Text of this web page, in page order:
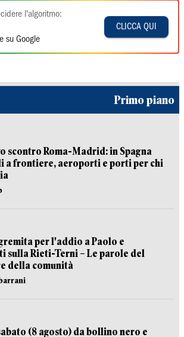
l'algoritmo:
su Google
CLICCA QUI
Primo piano
scontro Roma-Madrid: in Spagna
a frontiere, aeroporti e porti per chi
per l'addio a Paolo e
sulla Rieti-Terni – Le parole del
della comunità
(8 agosto) da bollino nero e